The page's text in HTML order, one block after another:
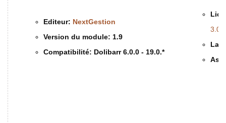
Editeur: NextGestion
Version du module: 1.9
Compatibilité: Dolibarr 6.0.0 - 19.0.*
3.0 +